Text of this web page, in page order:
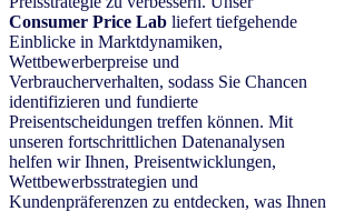
Consumer Price Lab liefert tiefgehende
Einblicke in Marktdynamiken,
Wettbewerberpreise und
Verbraucherverhalten, sodass Sie Chancen
identifizieren und fundierte
Preisentscheidungen treffen können. Mit
unseren fortschrittlichen Datenanalysen
helfen wir Ihnen, Preisentwicklungen,
Wettbewerbsstrategien und
Kundenpräferenzen zu entdecken, was Ihnen